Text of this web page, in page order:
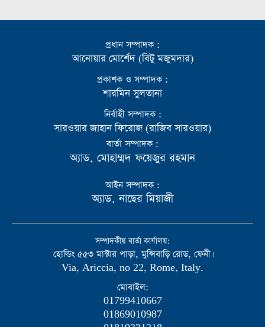
প্রধান সম্পাদক :
আনোয়ার মোর্শেদ (বিটু মজুমদার)
প্রকাশক ও সম্পাদক :
শারমিন সুলতানা
নির্বাহী সম্পাদক :
সারওয়ার জাহান ফিরোজ (রাজিব সারওয়ার)
বার্তা সম্পাদক :
অ্যাড. মোহাম্মদ ফয়েজুর রহমান
আইন সম্পাদক :
অ্যাড. নাছের মিয়াজী
সম্পাদকীয় বার্তা কার্যালয়:
হোল্ডিং ৫৫৩ মাস্টার পাড়া, মুন্সিবাড়ি রোড, ফেনী।
Via, Ariccia, no 22, Rome, Italy.
মোবাইল:
01799410667
01869010987